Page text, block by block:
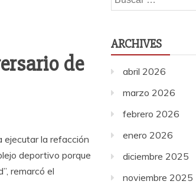
de
ejecutar la refacción
deportivo porque
remarcó el
ARCHIVES
abril 2026
marzo 2026
febrero 2026
enero 2026
diciembre 2025
noviembre 2025